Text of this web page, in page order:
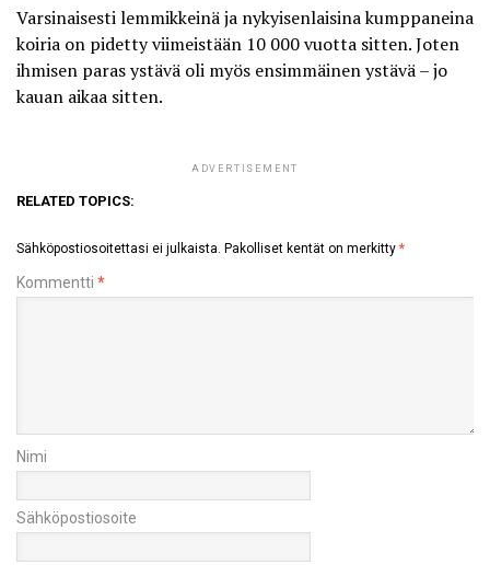
Varsinaisesti lemmikkeinä ja nykyisenlaisina kumppaneina
koiria on pidetty viimeistään 10 000 vuotta sitten. Joten
ihmisen paras ystävä oli myös ensimmäinen ystävä – jo
kauan aikaa sitten.
ADVERTISEMENT
RELATED TOPICS:
Sähköpostiosoitettasi ei julkaista. Pakolliset kentät on merkitty *
Kommentti *
Nimi
Sähköpostiosoite